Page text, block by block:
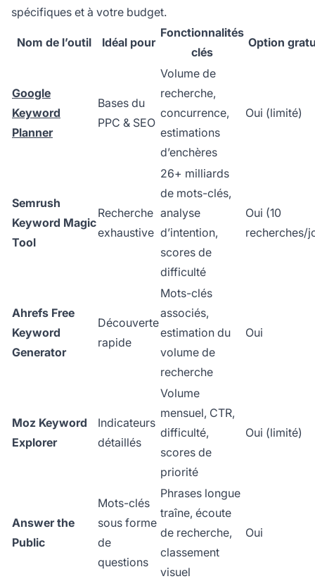
spécifiques et à votre budget.
Nom de l’outil Idéal pour
Fonctionnalités
clés
Option
Google
Keyword
Planner
Bases du
PPC & SEO
Volume de
recherche,
concurrence,
estimations
d’enchères
Oui (limité)
Semrush
Keyword Magic
Tool
Recherche
exhaustive
26+ milliards
de mots-clés,
analyse
d’intention,
scores de
difficulté
Oui (10
recherches/
Ahrefs Free
Keyword
Generator
Découverte
rapide
Mots-clés
associés,
estimation du
volume de
recherche
Oui
Moz Keyword
Explorer
Indicateurs
détaillés
Volume
mensuel, CTR,
difficulté,
scores de
priorité
Oui (limité)
Answer the
Public
Mots-clés
sous forme
de
questions
Phrases longue
traîne, écoute
de recherche,
classement
visuel
Oui